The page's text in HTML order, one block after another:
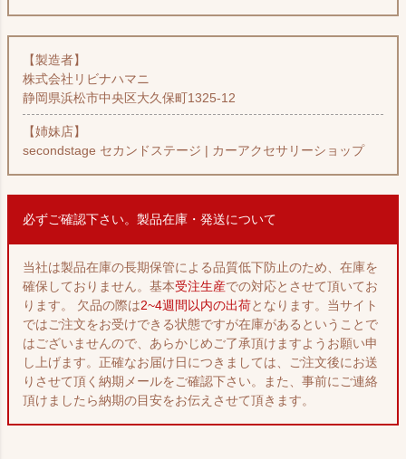
【製造者】
株式会社リビナハマニ
静岡県浜松市中央区大久保町1325-12
【姉妹店】
secondstage セカンドステージ | カーアクセサリーショップ
必ずご確認下さい。製品在庫・発送について
当社は製品在庫の長期保管による品質低下防止のため、在庫を
確保しておりません。基本受注生産での対応とさせて頂いてお
ります。 欠品の際は2~4週間以内の出荷となります。当サイト
ではご注文をお受けできる状態ですが在庫があるということで
はございませんので、あらかじめご了承頂けますようお願い申
し上げます。正確なお届け日につきましては、ご注文後にお送
りさせて頂く納期メールをご確認下さい。また、事前にご連絡
頂けましたら納期の目安をお伝えさせて頂きます。